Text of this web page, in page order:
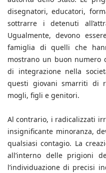
disegnatori, educatori,
sottrarre i detenuti
Ugualmente, devono
famiglia di quelli che
mostrano un buon numero
di integrazione nella
questi giovani smarriti di
mogli, figli e genitori.
Al contrario, i radicalizzati
insignificante minoranza,
qualsiasi contagio. La
all’interno delle prigioni
l’individuazione di precisi